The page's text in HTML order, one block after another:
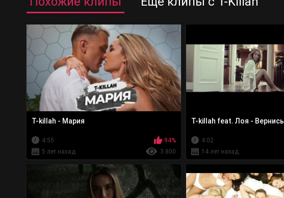
T-killah - Мария
4:55
94%
5 лет назад
3 800
T-killah feat. Лоя - Вернись
4:02
14 лет назад